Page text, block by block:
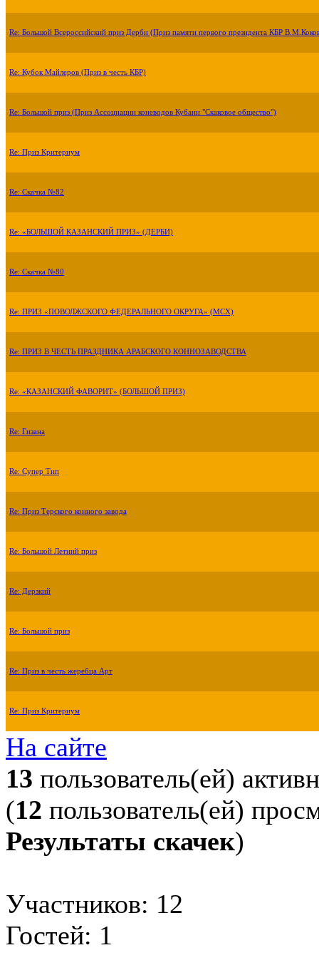
Re: Большой Всероссийский приз Дерби (Приз памяти первого президента КБР
Re: Кубок Майлеров (Приз в честь КБР)
Re: Большой приз (Приз Ассоциации коневодов Кубани "Скаковое общество")
Re: Приз Критериум
Re: Скачка №82
Re: «БОЛЬШОЙ КАЗАНСКИЙ ПРИЗ» (ДЕРБИ)
Re: Скачка №80
Re: ПРИЗ «ПОВОЛЖСКОГО ФЕДЕРАЛЬНОГО ОКРУГА» (МСХ)
Re: ПРИЗ В ЧЕСТЬ ПРАЗДНИКА АРАБСКОГО КОННОЗАВОДСТВА
Re: «КАЗАНСКИЙ ФАВОРИТ» (БОЛЬШОЙ ПРИЗ)
Re: Гизана
Re: Супер Тип
Re: Приз Терского конного завода
Re: Большой Летний приз
Re: Дерзкий
Re: Большой приз
Re: Приз в честь жеребца Арт
Re: Приз Критериум
На сайте
13 пользователь(ей)
(12 пользователь(ей)
Результаты скачек)
Участников: 12
Гостей: 1